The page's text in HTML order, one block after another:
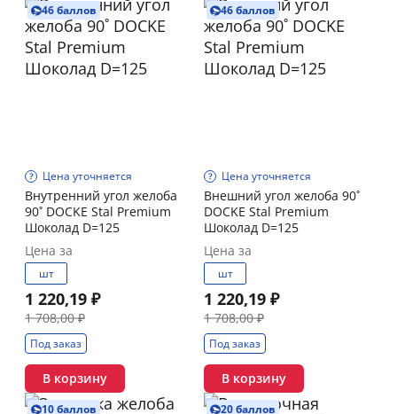
46 баллов
Цена уточняется
Внутренний угол желоба
90˚ DOCKE Stal Premium
Шоколад D=125
Цена за
шт
1 220,19 ₽
1 708,00 ₽
Под заказ
В корзину
46 баллов
Цена уточняется
Внешний угол желоба 90˚
DOCKE Stal Premium
Шоколад D=125
Цена за
шт
1 220,19 ₽
1 708,00 ₽
Под заказ
В корзину
10 баллов 20 баллов